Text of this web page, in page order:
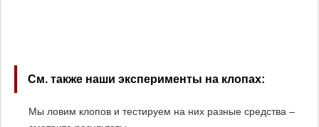
См. также наши эксперименты на клопах:
Мы ловим клопов и тестируем на них разные средства –